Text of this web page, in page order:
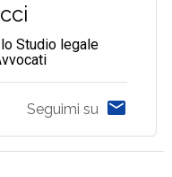
Studio legale
Seguimi su